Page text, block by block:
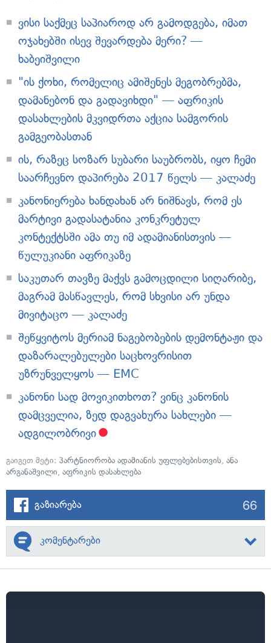
ვისი საქმეც საპიაროდ არ გამოდგება, იმათ
ოჯახებში ისევ შევარდება მერი? —
ხაბეიშვილი
"ის ქოხი, რომელიც ამიშენეს მეგობრებმა,
დამანებონ და გადავიხდი" — აფრიკის
დასახლების მკვიდრთა აქცია სამგორის
გამგეობასთან
ის, რაზეც სოზარ სუბარი საუბრობს, იყო ჩემი
საარჩევნო დაპირება 2017 წელს — კალაძე
კანონიერება ხანდახან არ ნიშნავს, რომ ეს
მარტივი გადასატანია კონკრეტულ
კონტექტსში ამა თუ იმ ადამიანისთვის —
წულუკიანი აფრიკაზე
საკუთარ თავზე მაქვს გამოცდილი სიღარიბე,
მაგრამ მასწავლეს, რომ სხვისი არ უნდა
მივიტაცო — კალაძე
შეწყვიტოს მერიამ ნაგებობების დემონტაჟი და
დაზარალებულები საცხოვრისით
უზრუნველყოს — EMC
კანონი სად მოვიკითხოთ? ვინც კანონის
დამცველია, ზედ დაგვახურა სახლები —
ადგილობრივი
გაიგეთ მეტი: პარტნიორობა ადამიანის უფლებებისთვის, ანა
არგანაშვილი, აფრიკის დასახლება
გაზიარება 66
კომენტარები